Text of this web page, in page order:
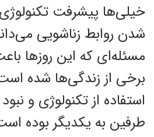
خیلی‌ها پیشرفت
شدن روابط زناشویی
مسئله‌ای که این روزها
برخی از زندگی‌ها شده
استفاده از تکنولوژی و
طرفین به یکدیگر بوده